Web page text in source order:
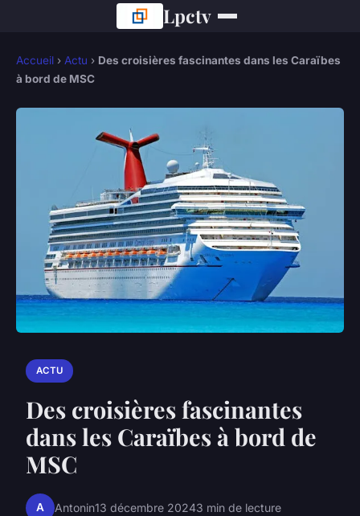
Lpctv
Accueil › Actu › Des croisières fascinantes dans les Caraïbes
à bord de MSC
ACTU
Des croisières fascinantes
dans les Caraïbes à bord de
MSC
A Antonin13 décembre 20243 min de lecture